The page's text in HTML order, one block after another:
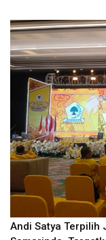
Andi Satya Terpilih